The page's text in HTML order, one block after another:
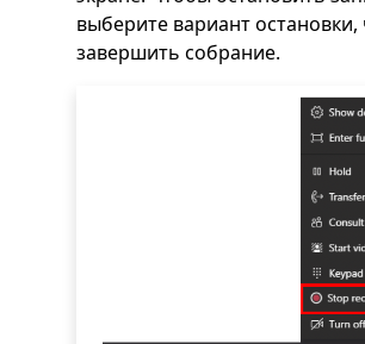
выберите вариант
завершить собрание.